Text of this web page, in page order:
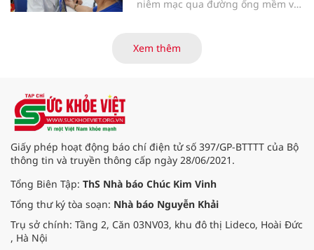
niêm mạc qua đường ống mềm và
là những nội dung trọng tâm được
báo cáo tại Hội thảo khoa học cập
Xem thêm
Giấy phép hoạt động báo chí điện tử số 397/GP-BTTTT của Bộ
thông tin và truyền thông cấp ngày 28/06/2021.
Tổng Biên Tập: ThS Nhà báo Chúc Kim Vinh
Tổng thư ký tòa soạn: Nhà báo Nguyễn Khải
Trụ sở chính: Tầng 2, Căn 03NV03, khu đô thị Lideco, Hoài Đức
, Hà Nội